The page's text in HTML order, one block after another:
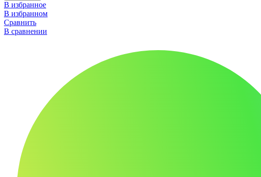
В избранное
В избранном
Сравнить
В сравнении